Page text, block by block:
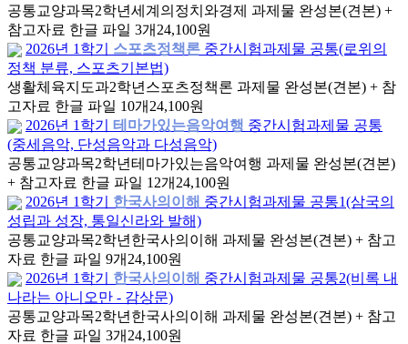
공통교양과목2학년세계의정치와경제 과제물 완성본(견본) +
참고자료 한글 파일 3개 24,100원
2026년 1학기
스포츠정책론 중간시험과제물 공통(로위의
정책 분류, 스포츠기본법)
생활체육지도과2학년 스포츠정책론 과제물 완성본(견본) + 참
고자료 한글 파일 10개 24,100원
2026년 1학기
테마가있는음악여행 중간시험과제물 공통
(중세음악, 단성음악과 다성음악)
공통교양과목2학년테마가있는음악여행 과제물 완성본(견본)
+ 참고자료 한글 파일 12개 24,100원
2026년 1학기
한국사의이해 중간시험과제물 공통1(삼국의
성립과 성장, 통일신라와 발해)
공통교양과목2학년 한국사의이해 과제물 완성본(견본) + 참고
자료 한글 파일 9개 24,100원
2026년 1학기
한국사의이해 중간시험과제물 공통2(비록 내
나라는 아니오만 - 감상문)
공통교양과목2학년 한국사의이해 과제물 완성본(견본) + 참고
자료 한글 파일 3개 24,100원